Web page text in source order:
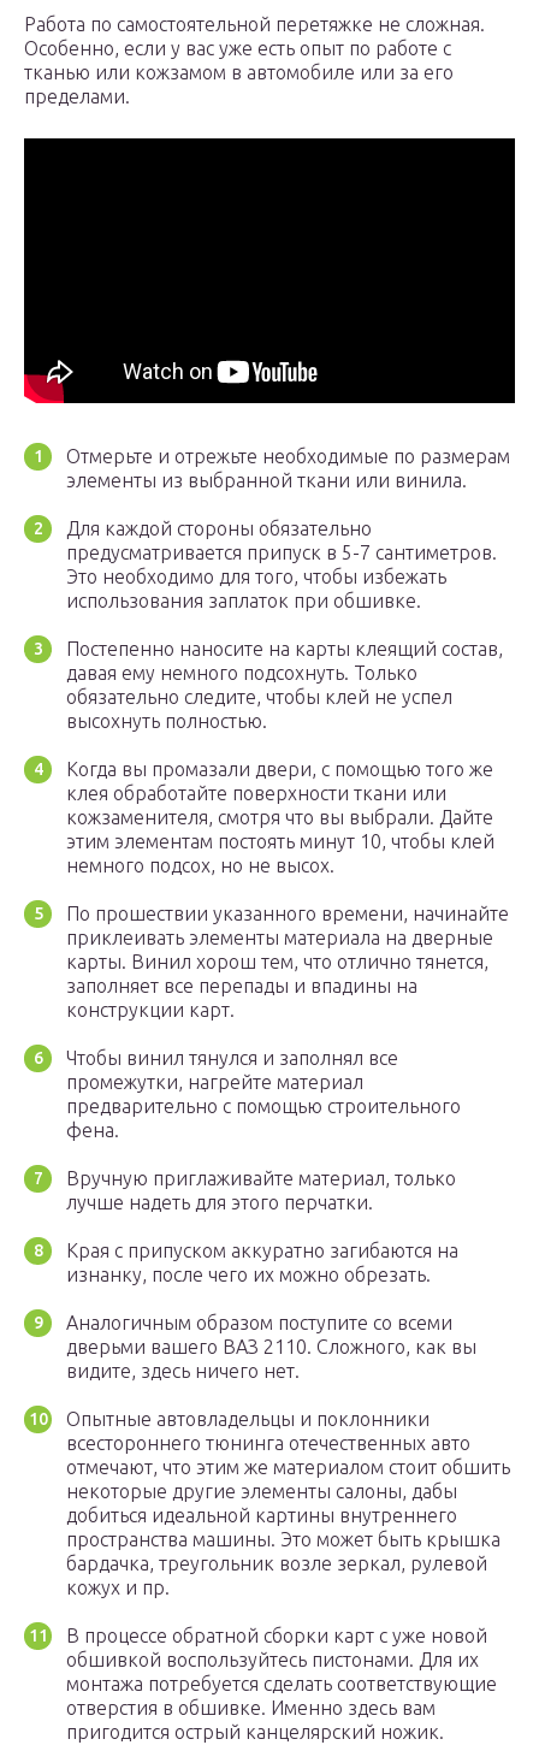
Работа по самостоятельной перетяжке не сложная.
Особенно, если у вас уже есть опыт по работе с
тканью или кожзамом в автомобиле или за его
пределами.
Отмерьте и отрежьте необходимые по размерам
элементы из выбранной ткани или винила.
Для каждой стороны обязательно
предусматривается припуск в 5-7 сантиметров.
Это необходимо для того, чтобы избежать
использования заплаток при обшивке.
Постепенно наносите на карты клеящий состав,
давая ему немного подсохнуть. Только
обязательно следите, чтобы клей не успел
высохнуть полностью.
Когда вы промазали двери, с помощью того же
клея обработайте поверхности ткани или
кожзаменителя, смотря что вы выбрали. Дайте
этим элементам постоять минут 10, чтобы клей
немного подсох, но не высох.
По прошествии указанного времени, начинайте
приклеивать элементы материала на дверные
карты. Винил хорош тем, что отлично тянется,
заполняет все перепады и впадины на
конструкции карт.
Чтобы винил тянулся и заполнял все
промежутки, нагрейте материал
предварительно с помощью строительного
фена.
Вручную приглаживайте материал, только
лучше надеть для этого перчатки.
Края с припуском аккуратно загибаются на
изнанку, после чего их можно обрезать.
Аналогичным образом поступите со всеми
дверьми вашего ВАЗ 2110. Сложного, как вы
видите, здесь ничего нет.
Опытные автовладельцы и поклонники
всестороннего тюнинга отечественных авто
отмечают, что этим же материалом стоит обшить
некоторые другие элементы салоны, дабы
добиться идеальной картины внутреннего
пространства машины. Это может быть крышка
бардачка, треугольник возле зеркал, рулевой
кожух и пр.
В процессе обратной сборки карт с уже новой
обшивкой воспользуйтесь пистонами. Для их
монтажа потребуется сделать соответствующие
отверстия в обшивке. Именно здесь вам
пригодится острый канцелярский ножик.